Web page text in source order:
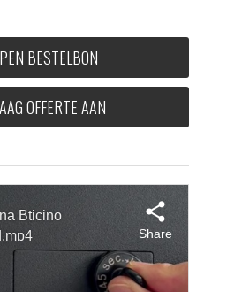
BESTELBON
OFFERTE AAN